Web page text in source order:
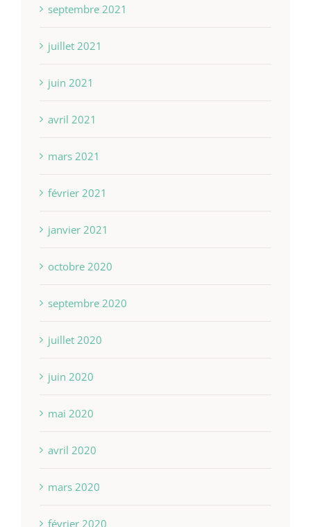
septembre 2021
juillet 2021
juin 2021
avril 2021
mars 2021
février 2021
janvier 2021
octobre 2020
septembre 2020
juillet 2020
juin 2020
mai 2020
avril 2020
mars 2020
février 2020